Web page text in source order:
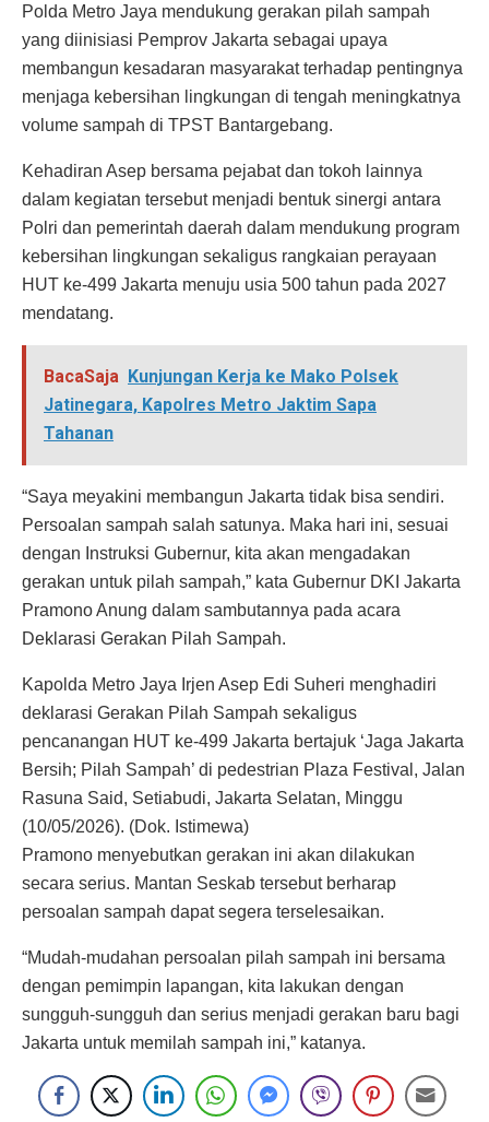
Polda Metro Jaya mendukung gerakan pilah sampah
yang diinisiasi Pemprov Jakarta sebagai upaya
membangun kesadaran masyarakat terhadap pentingnya
menjaga kebersihan lingkungan di tengah meningkatnya
volume sampah di TPST Bantargebang.
Kehadiran Asep bersama pejabat dan tokoh lainnya
dalam kegiatan tersebut menjadi bentuk sinergi antara
Polri dan pemerintah daerah dalam mendukung program
kebersihan lingkungan sekaligus rangkaian perayaan
HUT ke-499 Jakarta menuju usia 500 tahun pada 2027
mendatang.
BacaSaja Kunjungan Kerja ke Mako Polsek
Jatinegara, Kapolres Metro Jaktim Sapa
Tahanan
“Saya meyakini membangun Jakarta tidak bisa sendiri.
Persoalan sampah salah satunya. Maka hari ini, sesuai
dengan Instruksi Gubernur, kita akan mengadakan
gerakan untuk pilah sampah,” kata Gubernur DKI Jakarta
Pramono Anung dalam sambutannya pada acara
Deklarasi Gerakan Pilah Sampah.
Kapolda Metro Jaya Irjen Asep Edi Suheri menghadiri
deklarasi Gerakan Pilah Sampah sekaligus
pencanangan HUT ke-499 Jakarta bertajuk ‘Jaga Jakarta
Bersih; Pilah Sampah’ di pedestrian Plaza Festival, Jalan
Rasuna Said, Setiabudi, Jakarta Selatan, Minggu
(10/05/2026). (Dok. Istimewa)
Pramono menyebutkan gerakan ini akan dilakukan
secara serius. Mantan Seskab tersebut berharap
persoalan sampah dapat segera terselesaikan.
“Mudah-mudahan persoalan pilah sampah ini bersama
dengan pemimpin lapangan, kita lakukan dengan
sungguh-sungguh dan serius menjadi gerakan baru bagi
Jakarta untuk memilah sampah ini,” katanya.